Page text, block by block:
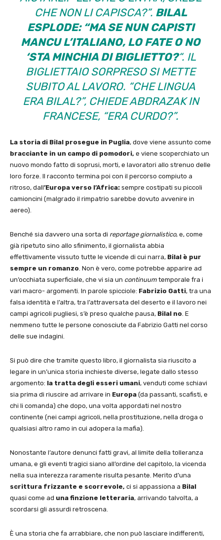
CHE NON LI CAPISCA?”. BILAL
ESPLODE: “MA SE NUN CAPISTI
MANCU L’ITALIANO, LO FATE O NO
‘STA MINCHIA DI BIGLIETTO?“. IL
BIGLIETTAIO SORPRESO SI METTE
SUBITO AL LAVORO. “CHE LINGUA
ERA BILAL?”, CHIEDE ABDRAZAK IN
FRANCESE, “ERA CURDO?”.
La storia di Bilal prosegue in Puglia, dove viene assunto come
bracciante in un campo di pomodori, e viene scoperchiato un
nuovo mondo fatto di soprusi, morti, e lavoratori allo strenuo delle
loro forze. Il racconto termina poi con il percorso compiuto a
ritroso, dall’Europa verso l’Africa: sempre costipati su piccoli
camioncini (malgrado il rimpatrio sarebbe dovuto avvenire in
aereo).
Benché sia davvero una sorta di reportage giornalistico, e, come
già ripetuto sino allo sfinimento, il giornalista abbia
effettivamente vissuto tutte le vicende di cui narra, Bilal è pur
sempre un romanzo . Non è vero, come potrebbe apparire ad
un’occhiata superficiale, che vi sia un continuum temporale fra i
vari macro- argomenti. In parole spicciole: Fabrizio Gatti, tra una
falsa identità e l’altra, tra l’attraversata del deserto e il lavoro nei
campi agricoli pugliesi, s’è preso qualche pausa, Bilal no . E
nemmeno tutte le persone conosciute da Fabrizio Gatti nel corso
delle sue indagini.
Si può dire che tramite questo libro, il giornalista sia riuscito a
legare in un’unica storia inchieste diverse, legate dallo stesso
argomento: la tratta degli esseri umani, venduti come schiavi
sia prima di riuscire ad arrivare in Europa (da passanti, scafisti, e
chi li comanda) che dopo, una volta appordati nel nostro
continente (nei campi agricoli, nella prostituzione, nella droga o
qualsiasi altro ramo in cui adopera la mafia).
Nonostante l’autore denunci fatti gravi, al limite della tolleranza
umana, e gli eventi tragici siano all’ordine del capitolo, la vicenda
nella sua interezza raramente risulta pesante. Merito d’una
scrittura frizzante e scorrevole, ci si appassiona a Bilal
quasi come ad una finzione letteraria, arrivando talvolta, a
scordarsi gli assurdi retroscena.
È una storia che fa arrabbiare, che non può lasciare indifferenti,